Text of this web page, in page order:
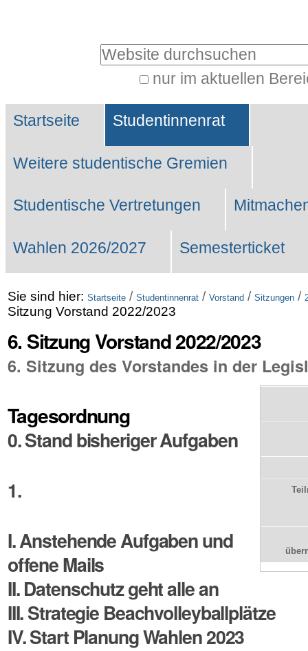
Website durchsuchen
nur im aktuellen
Suche…
Sektionen
Startseite Studentinnenrat
Weitere studentische Gremien
Studentische Vertretungen
Wahlen 2026/2027 Semesterticket
Sie sind hier: Startseite / Studentinnenrat / Vorstand / Sitzungen /
Sitzung Vorstand 2022/2023
6. Sitzung Vorstand 2022/2023
6. Sitzung des Vorstandes in der
Tagesordnung
0. Stand bisheriger Aufgaben
1.
I. Anstehende Aufgaben und
offene Mails
II. Datenschutz geht alle an
III. Strategie Beachvolleyballplätze
IV.Start PlanungWahlen 2023